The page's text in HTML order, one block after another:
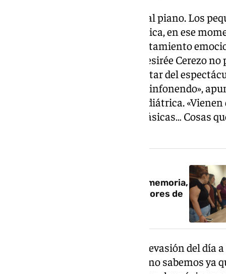
Paula y Sandra toman el relevo al piano. Los
continúan imaginando. La música, en ese
como terapia. Una suerte de tratamiento
el centro sanitario, funciona. Desirée Cerezo
junto a Itziar García para disfrutar del
tiempo con la colaboración de Sinfonendo»,
de la sala de hospitalización pediátrica.
canciones de piano actuales, clásicas… Cosas
Un ‘escape room’ que combina memoria,
juego y tecnología para los mayores de
«Aportan alegría, un poquito de evasión del día
chiquillos llegan ya aburridos y no sabemos ya